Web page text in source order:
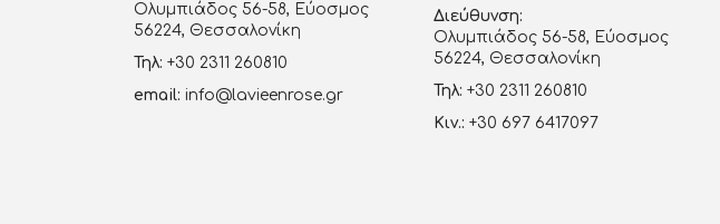
Ολυμπιάδος 56-58, Εύοσμος
56224, Θεσσαλονίκη
Τηλ: +30 2311 260810
email: info@lavieenrose.gr
Διεύθυνση:
Ολυμπιάδος 56-58, Εύοσμος
56224, Θεσσαλονίκη
Τηλ: +30 2311 260810
Κιν.: +30 697 6417097